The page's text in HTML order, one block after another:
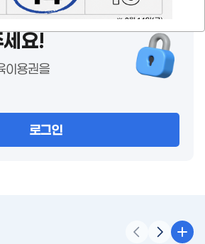
요!
이용권을
로그인